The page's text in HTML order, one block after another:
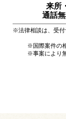
来所
通話
※法律相談は、受付
※国際案件の
※事案により